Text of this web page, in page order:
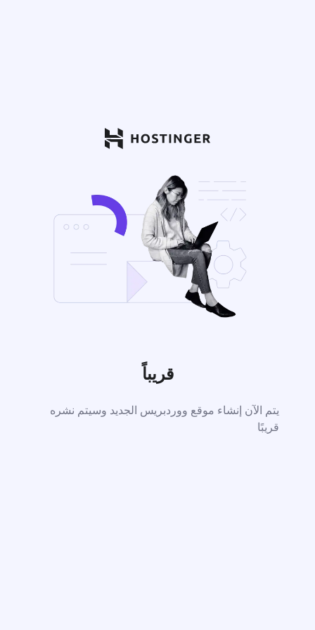
قريباً
يتم الآن إنشاء موقع ووردبريس الجديد وسيتم نشره
قريبًا